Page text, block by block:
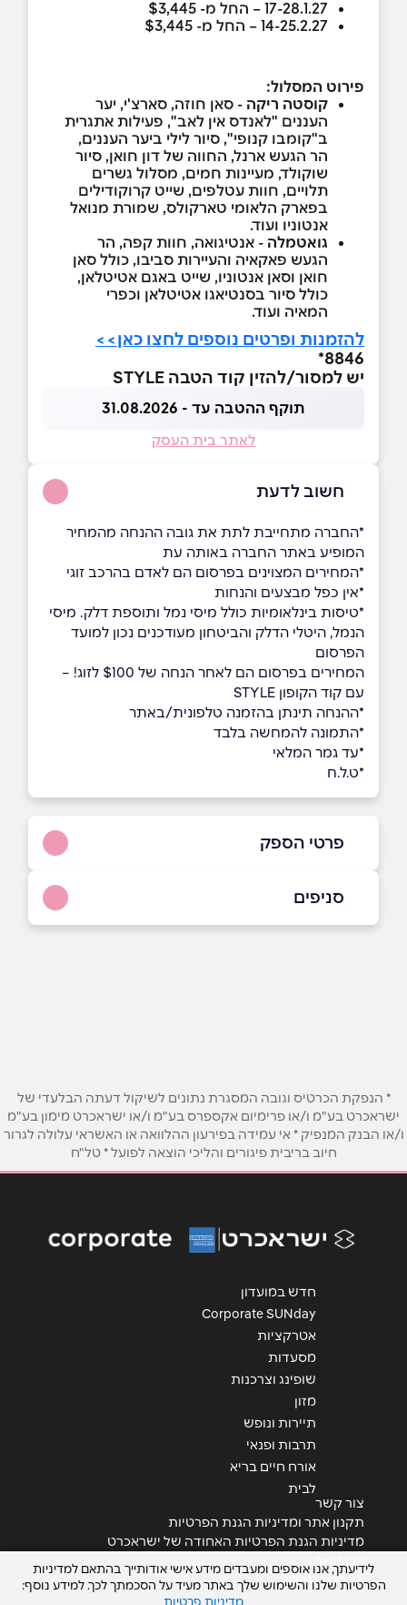
17-28.1.27 – החל מ- $3,445
14-25.2.27 – החל מ- $3,445
פירוט המסלול:
קוסטה ריקה - סאן חוזה, סארצ'י, יער
העננים "לאנדס אין לאב", פעילות אתגרית
ב"קומבו קנופי", סיור לילי ביער העננים,
הר הגעש ארנל, החווה של דון חואן, סיור
שוקולד, מעיינות חמים, מסלול גשרים
תלויים, חוות עטלפים, שייט קרוקודילים
בפארק הלאומי טארקולס, שמורת מנואל
אנטוניו ועוד.
גואטמלה - אנטיגואה, חוות קפה, הר
הגעש פאקאיה והעיירות סביבו, כולל סאן
חואן וסאן אנטוניו, שייט באגם אטיטלאן,
כולל סיור בסנטיאגו אטיטלאן וכפרי
המאיה ועוד.
להזמנות ופרטים נוספים לחצו כאן>>
8846*
יש למסור/להזין קוד הטבה STYLE
תוקף ההטבה עד - 31.08.2026
לאתר בית העסק
חשוב לדעת
*החברה מתחייבת לתת את גובה ההנחה מהמחיר
המופיע באתר החברה באותה עת
*המחירים המצוינים בפרסום הם לאדם בהרכב זוגי
*אין כפל מבצעים והנחות
*טיסות בינלאומיות כולל מיסי נמל ותוספת דלק. מיסי
הנמל, היטלי הדלק והביטחון מעודכנים נכון למועד
הפרסום
המחירים בפרסום הם לאחר הנחה של $100 לזוג! –
עם קוד הקופון STYLE
*ההנחה תינתן בהזמנה טלפונית/באתר
*התמונה להמחשה בלבד
*עד גמר המלאי
*ט.ל.ח
פרטי הספק
באתר
אימייל*
אנא חזרו אלי בקשר ל...
סניפים
* הנפקת הכרטיס וגובה המסגרת נתונים לשיקול דעתה הבלעדי של
ישראכרט בע"מ ו/או פרימיום אקספרס בע"מ ו/או ישראכרט מימון בע"מ
ו/או הבנק המנפיק * אי עמידה בפירעון ההלוואה או האשראי עלולה לגרור
חיוב בריבית פיגורים והליכי הוצאה לפועל * טל"ח
חדש במועדון
Corporate SUNday
אטרקציות
מסעדות
שופינג וצרכנות
מזון
תיירות ונופש
תרבות ופנאי
אורח חיים בריא
לבית
צור קשר
תקנון אתר ומדיניות הגנת הפרטיות
מדיניות הגנת הפרטיות האחודה של ישראכרט
הצהרת נגישות
לידיעתך, אנו אוספים ומעבדים מידע אישי אודותייך בהתאם למדיניות
הפרטיות שלנו והשימוש שלך באתר מעיד על הסכמתך לכך. למידע נוסף:
מדיניות פרטיות